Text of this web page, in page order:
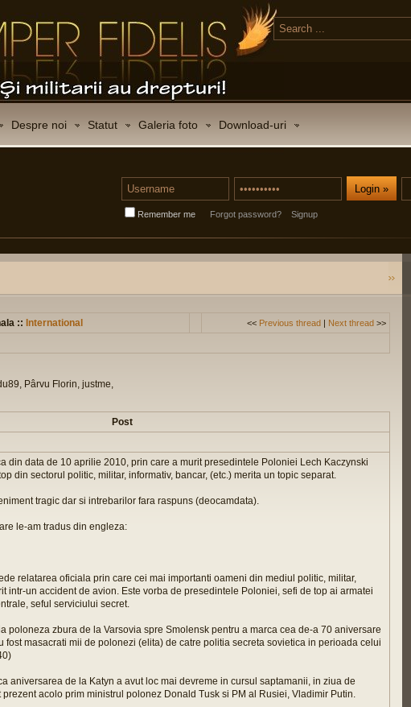
Despre noi Statut Galeria foto Download-uri
Remember me Forgot password? Signup
:: International << Previous thread | Next thread >>
Pârvu Florin, justme,
Post
din data de 10 aprilie 2010, prin care a murit presedintele Poloniei Lech Kaczynski
din sectorul politic, militar, informativ, bancar, (etc.) merita un topic separat.
tragic dar si intrebarilor fara raspuns (deocamdata).
le-am tradus din engleza:
relatarea oficiala prin care cei mai importanti oameni din mediul politic, militar,
intr-un accident de avion. Este vorba de presedintele Poloniei, sefi de top ai armatei
seful serviciului secret.
poloneza zbura de la Varsovia spre Smolensk pentru a marca cea de-a 70 aniversare
fost masacrati mii de polonezi (elita) de catre politia secreta sovietica in perioada celui
aniversarea de la Katyn a avut loc mai devreme in cursul saptamanii, in ziua de
prezent acolo prim ministrul polonez Donald Tusk si PM al Rusiei, Vladimir Putin.